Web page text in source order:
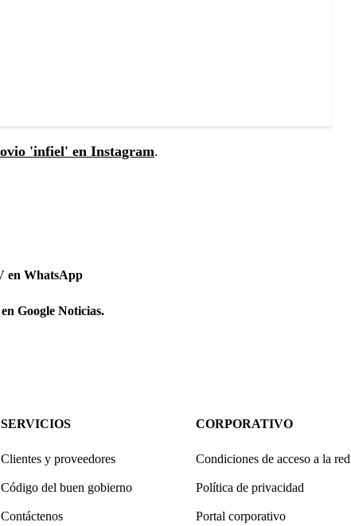
'infiel' en Instagram.
en WhatsApp
Google Noticias.
SERVICIOS
Clientes y proveedores
Código del buen gobierno
Contáctenos
CORPORATIVO
Condiciones de acceso a la red
Política de privacidad
Portal corporativo